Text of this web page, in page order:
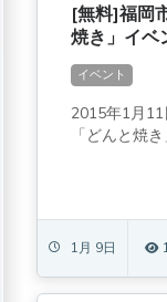
[無料]福岡
焼き」イベ
イベント
2015年1月
「どんと焼
1月 9日